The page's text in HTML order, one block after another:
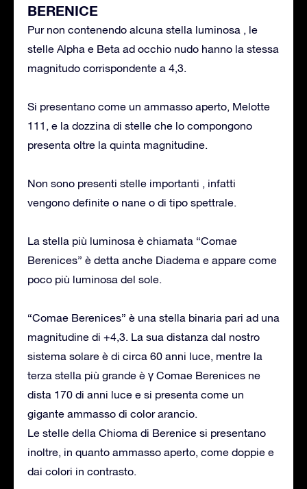
BERENICE
Pur non contenendo alcuna stella luminosa , le
stelle Alpha e Beta ad occhio nudo hanno la stessa
magnitudo corrispondente a 4,3.
Si presentano come un ammasso aperto, Melotte
111, e la dozzina di stelle che lo compongono
presenta oltre la quinta magnitudine.
Non sono presenti stelle importanti , infatti
vengono definite o nane o di tipo spettrale.
La stella più luminosa è chiamata “Comae
Berenices” è detta anche Diadema e appare come
poco più luminosa del sole.
“Comae Berenices” è una stella binaria pari ad una
magnitudine di +4,3. La sua distanza dal nostro
sistema solare è di circa 60 anni luce, mentre la
terza stella più grande è γ Comae Berenices ne
dista 170 di anni luce e si presenta come un
gigante ammasso di color arancio.
Le stelle della Chioma di Berenice si presentano
inoltre, in quanto ammasso aperto, come doppie e
dai colori in contrasto.